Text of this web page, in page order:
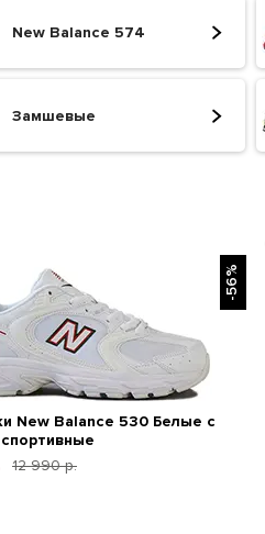
New Balance 574
Замшевые
-56%
New Balance 530 Белые с
12 990 р.